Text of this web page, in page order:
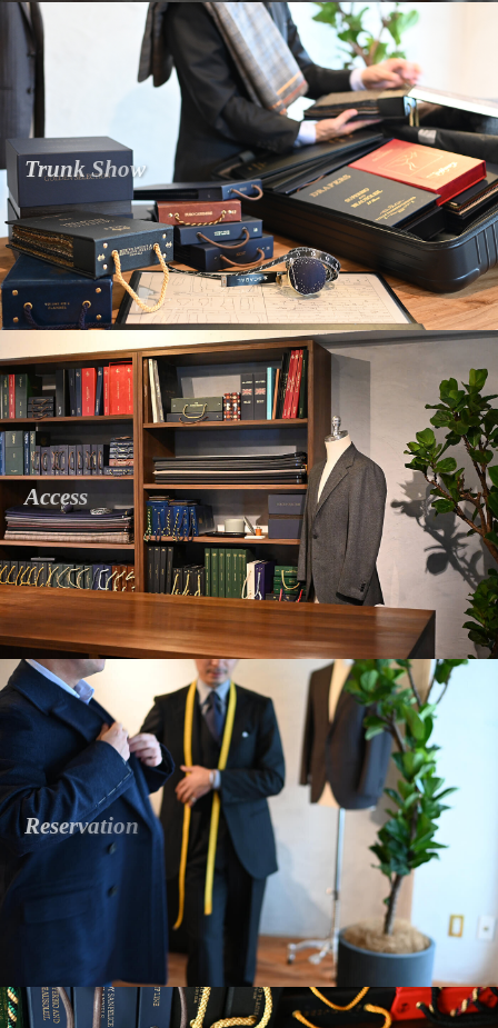
Solo bellezza alverà il mondo.
Trunk Show
Access
Reservation